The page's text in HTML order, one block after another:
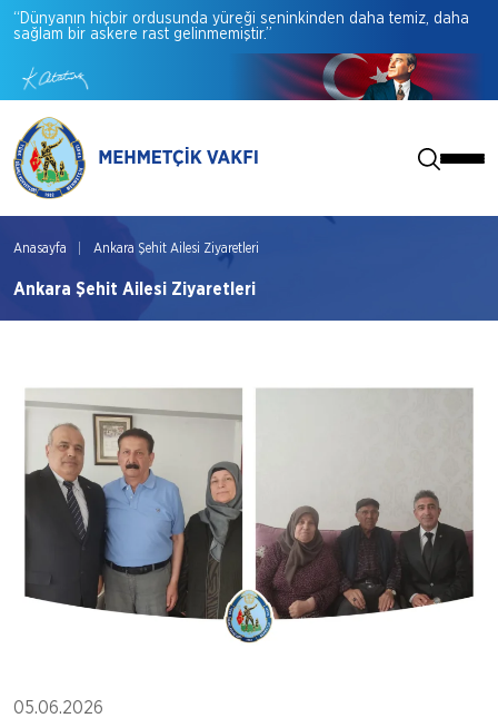
“Dünyanın hiçbir ordusunda yüreği seninkinden daha temiz, daha
sağlam bir askere rast gelinmemiştir.”
Anasayfa Ankara Şehit Ailesi Ziyaretleri
Ankara Şehit Ailesi Ziyaretleri
05.06.2026